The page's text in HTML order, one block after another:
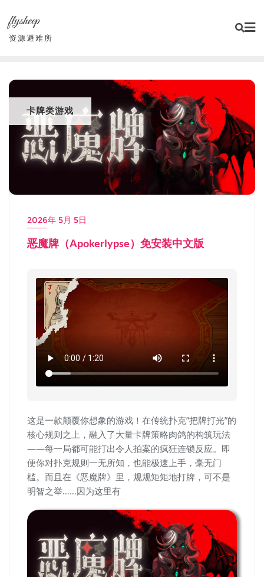
content
flysheep
资源避难所
卡牌类游戏
2026年 5月 5日
恶魔牌（Apokerlypse）免安装中文版
这是一款颠覆你想象的游戏！​在传统扑克”把牌打光”的
核心规则之上，融入了大量卡牌策略肉鸽的构筑玩法
——每一局都可能打出令人拍案的疯狂连锁反应。​即
便你对扑克规则一无所知，也能极速上手，毫无门
槛。​而且在《恶魔牌》里，规规矩矩地打牌，可不是
明智之举……因为这里有